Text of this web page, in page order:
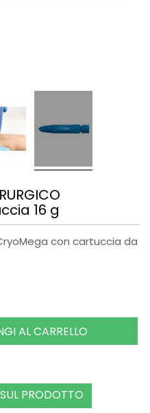
16 g
con cartuccia da
AL CARRELLO
PRODOTTO